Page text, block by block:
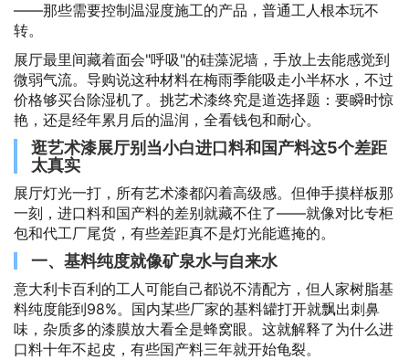
——那些需要控制温湿度施工的产品，普通工人根本玩不
转。
展厅最里间藏着面会"呼吸"的硅藻泥墙，手放上去能感觉到
微弱气流。导购说这种材料在梅雨季能吸走小半杯水，不过
价格够买台除湿机了。挑艺术漆终究是道选择题：要瞬时惊
艳，还是经年累月后的温润，全看钱包和耐心。
逛艺术漆展厅别当小白进口料和国产料这5个差距
太真实
展厅灯光一打，所有艺术漆都闪着高级感。但伸手摸样板那
一刻，进口料和国产料的差别就藏不住了——就像对比专柜
包和代工厂尾货，有些差距真不是灯光能遮掩的。
一、基料纯度就像矿泉水与自来水
意大利卡百利的工人可能自己都说不清配方，但人家树脂基
料纯度能到98%。国内某些厂家的基料罐打开就飘出刺鼻
味，杂质多的漆膜放大看全是蜂窝眼。这就解释了为什么进
口料十年不起皮，有些国产料三年就开始龟裂。